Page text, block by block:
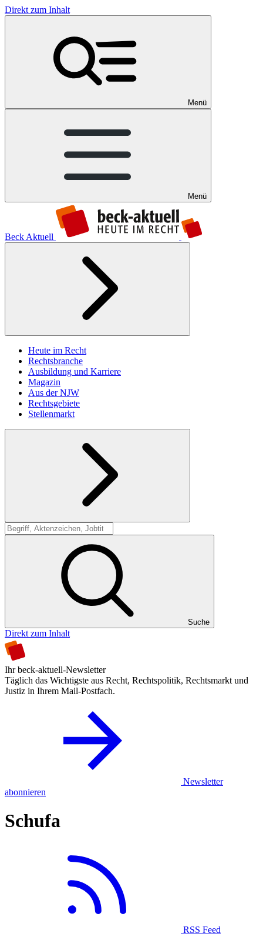
Direkt zum Inhalt
Menü
Menü
Beck Aktuell
Heute im Recht
Rechtsbranche
Ausbildung und Karriere
Magazin
Aus der NJW
Rechtsgebiete
Stellenmarkt
Suche
Suche
Direkt zum Inhalt
Ihr beck-aktuell-Newsletter
Täglich das Wichtigste aus Recht, Rechtspolitik, Rechtsmarkt und
Justiz in Ihrem Mail-Postfach.
Newsletter
abonnieren
Schufa
RSS Feed